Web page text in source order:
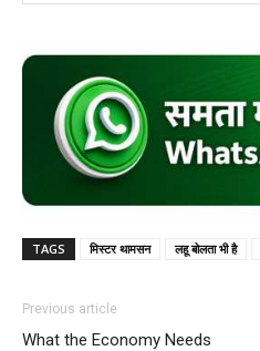
TAGS मिस्‍टर थामसन लहू बोलता भी है
Previous article
What the Economy Needs